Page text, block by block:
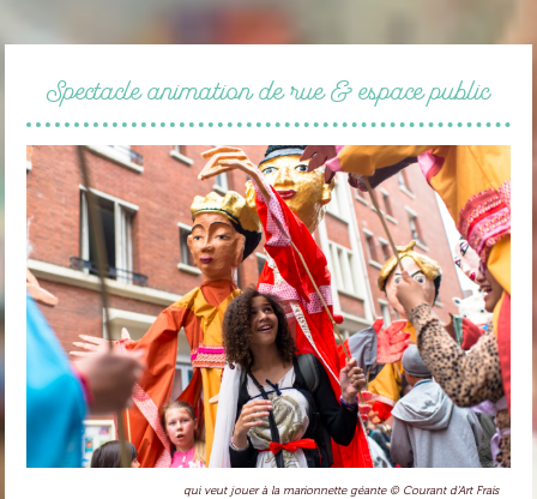
Spectacle animation de rue & espace public
qui veut jouer à la marionnette géante © Courant d'Art Frais